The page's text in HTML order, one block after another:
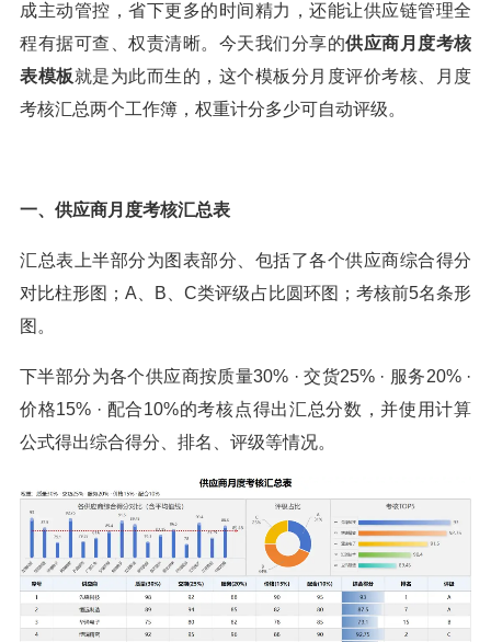
成主动管控，省下更多的时间精力，还能让供应链管理全
程有据可查、权责清晰。今天我们分享的供应商月度考核
表模板就是为此而生的，这个模板分月度评价考核、月度
考核汇总两个工作簿，权重计分多少可自动评级。
一、供应商月度考核汇总表
汇总表上半部分为图表部分、包括了各个供应商综合得分
对比柱形图；A、B、C类评级占比圆环图；考核前5名条形
图。
下半部分为各个供应商按质量30% · 交货25% · 服务20% ·
价格15% · 配合10%的考核点得出汇总分数，并使用计算
公式得出综合得分、排名、评级等情况。